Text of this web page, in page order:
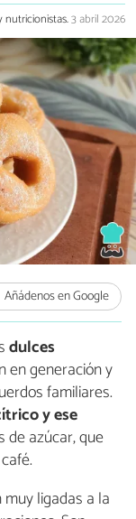
nutricionistas.3 abril 2026
Añádenos en Google
dulces
en generación y
familiares.
y ese
de azúcar, que
ligadas a la